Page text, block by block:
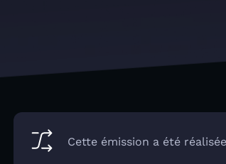
Cette émission a été